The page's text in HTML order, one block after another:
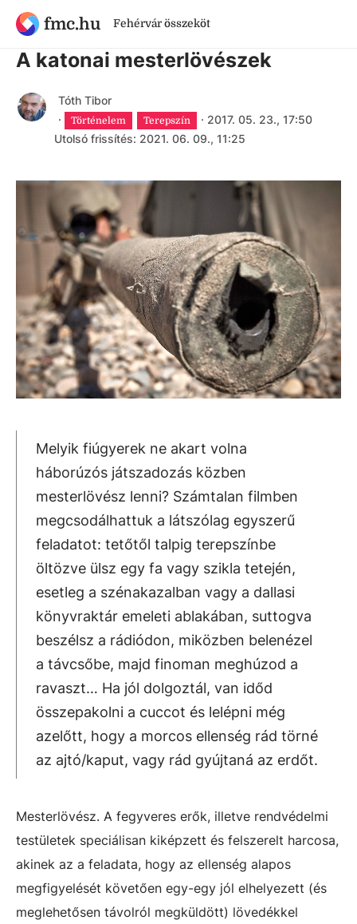
fmc.hu Fehérvár összeköt
9 évnél régebbi cikk
A katonai mesterlövészek
Tóth Tibor
·
Történelem Terepszín · 2017. 05. 23., 17:50
Utolsó frissítés: 2021. 06. 09., 11:25
Melyik fiúgyerek ne akart volna
háborúzós játszadozás közben
mesterlövész lenni? Számtalan filmben
megcsodálhattuk a látszólag egyszerű
feladatot: tetőtől talpig terepszínbe
öltözve ülsz egy fa vagy szikla tetején,
esetleg a szénakazalban vagy a dallasi
könyvraktár emeleti ablakában, suttogva
beszélsz a rádiódon, miközben belenézel
a távcsőbe, majd finoman meghúzod a
ravaszt… Ha jól dolgoztál, van időd
összepakolni a cuccot és lelépni még
azelőtt, hogy a morcos ellenség rád törné
az ajtó/kaput, vagy rád gyújtaná az erdőt.
Mesterlövész. A fegyveres erők, illetve rendvédelmi
testületek speciálisan kiképzett és felszerelt harcosa,
akinek az a feladata, hogy az ellenség alapos
megfigyelését követően egy-egy jól elhelyezett (és
meglehetősen távolról megküldött) lövedékkel